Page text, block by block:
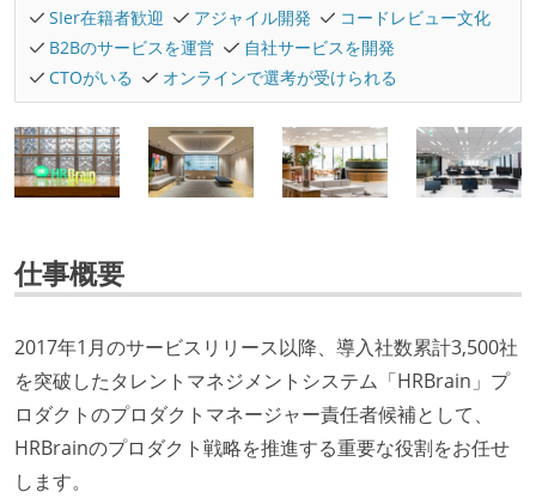
SIer在籍者歓迎
アジャイル開発
コードレビュー文化
B2Bのサービスを運営
自社サービスを開発
CTOがいる
オンラインで選考が受けられる
仕事概要
2017年1月のサービスリリース以降、導入社数累計3,500社
を突破したタレントマネジメントシステム「HRBrain」プ
ロダクトのプロダクトマネージャー責任者候補として、
HRBrainのプロダクト戦略を推進する重要な役割をお任せ
します。